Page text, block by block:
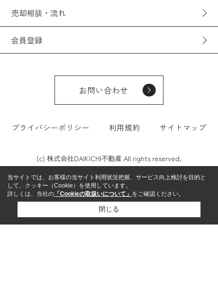
売却相談・流れ
会員登録
お問い合わせ
プライバシーポリシー 利用規約 サイトマップ
(c) 株式会社DAIKICHI不動産 All rights reserved.
当サイトでは、お客様の当サイト利用状況把握、サービス向上検討を目的と
して、クッキー（Cookie）を使用しています。
詳しくは、当社の 「Cookieの取扱いについて」 をご確認ください。
閉じる